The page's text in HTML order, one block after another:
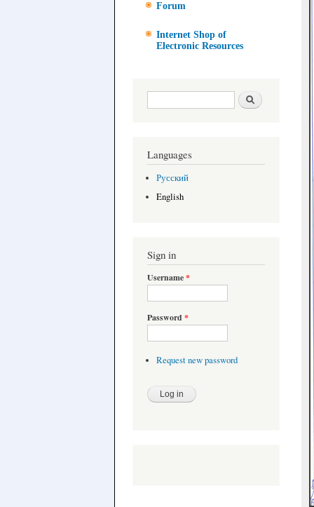
Forum
Internet Shop of
Electronic Resources
Search form Search
Languages
Русский
English
Sign in
Username*
Password *
Request new password